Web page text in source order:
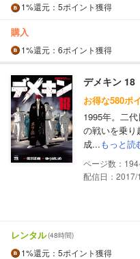
1%還元 ：5ポイント獲得
購入
1%還元 ：6ポイント獲得
デメキン 18
お得な580ポ
1995年。二
の戦いを乗り
成...もっと読
194
配信日：2017/
レンタル(48時間)
1%還元 ：5ポイント獲得